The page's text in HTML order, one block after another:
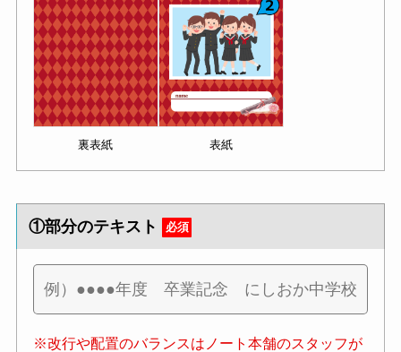
裏表紙 表紙
①部分のテキスト 必須
※改行や配置のバランスはノート本舗のスタッフが